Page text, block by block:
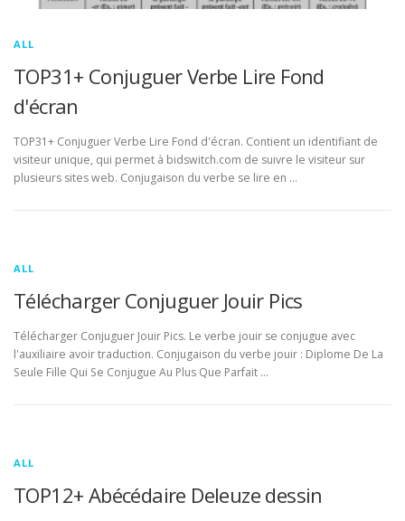
ALL
TOP31+ Conjuguer Verbe Lire Fond
d'écran
TOP31+ Conjuguer Verbe Lire Fond d'écran. Contient un identifiant de
visiteur unique, qui permet à bidswitch.com de suivre le visiteur sur
plusieurs sites web. Conjugaison du verbe se lire en …
ALL
Télécharger Conjuguer Jouir Pics
Télécharger Conjuguer Jouir Pics. Le verbe jouir se conjugue avec
l'auxiliaire avoir traduction. Conjugaison du verbe jouir : Diplome De La
Seule Fille Qui Se Conjugue Au Plus Que Parfait …
ALL
TOP12+ Abécédaire Deleuze dessin